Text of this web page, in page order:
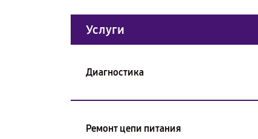
Услуги
Диагностика
Ремонт цепи питания